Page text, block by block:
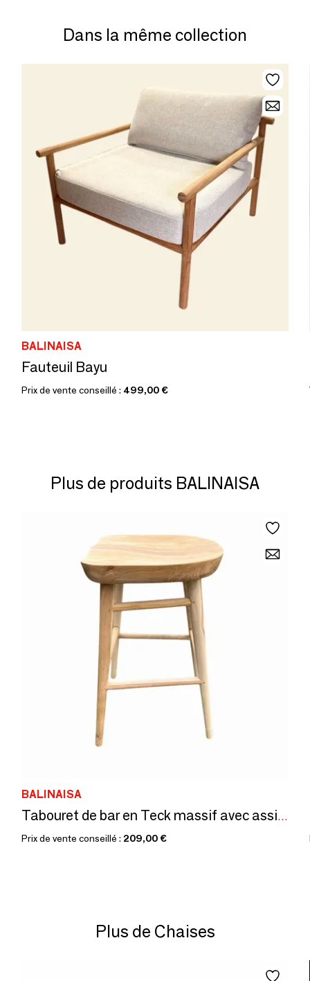
Dans la même collection
BALINAISA
Fauteuil Bayu
Prix de vente conseillé : 499,00 €
Plus de produits BALINAISA
BALINAISA
Tabouret de bar en Teck massif avec assise ergonomique. assise 75
Prix de vente conseillé : 209,00 €
Plus de Chaises